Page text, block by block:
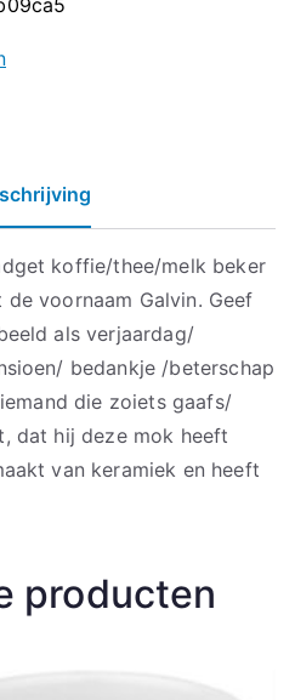
koffie/thee/melk beker
voornaam Galvin. Geef
als verjaardag/
bedankje /beterschap
die zoiets gaafs/
dat hij deze mok heeft
van keramiek en heeft
producten